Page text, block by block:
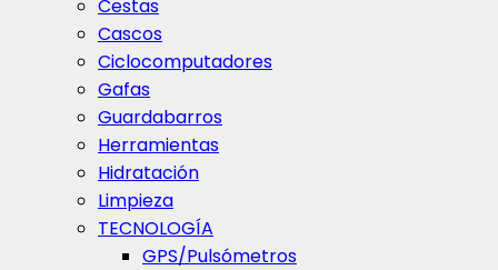
Cestas
Cascos
Ciclocomputadores
Gafas
Guardabarros
Herramientas
Hidratación
Limpieza
TECNOLOGÍA
GPS/Pulsómetros